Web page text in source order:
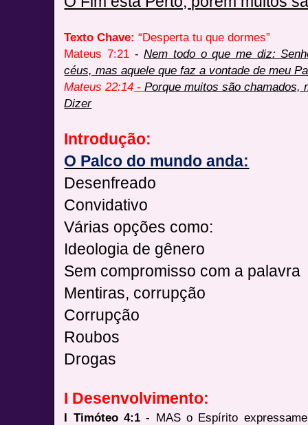
Texto Chave:“Desperta tu que dormes”
Mateus 7:21 -Nem todo o que me diz:
céus, mas aquele que faz a vontade de meu
Mateus 22:14 -Porque muitos são chamados,
Dizer
Introdução:
O Palco do mundo anda:
Desenfreado
Convidativo
Várias opções como:
Ideologia de gênero
Sem compromisso com a palavra
Mentiras, corrupção
Corrupção
Roubos
Drogas
I Desenvolvimento:
I Timóteo 4:1- MAS o Espírito